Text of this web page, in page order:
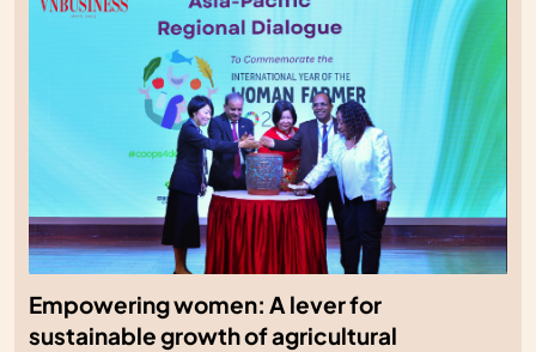
Empowering women: A lever for
sustainable growth of agricultural